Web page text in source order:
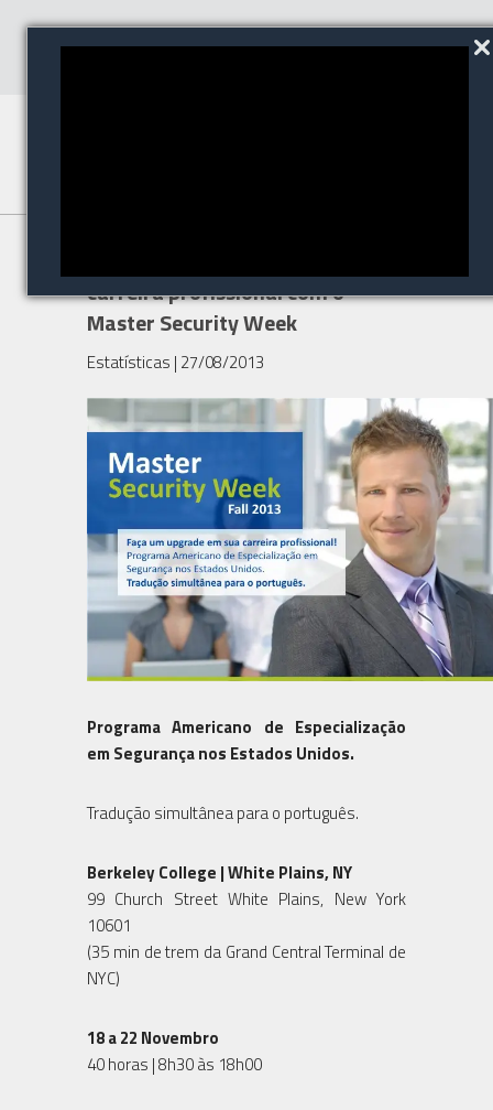
carreira profissional com o
Master Security Week
Estatísticas | 27/08/2013
Programa Americano de Especialização
em Segurança nos Estados Unidos.
Tradução simultânea para o português.
Berkeley College | White Plains, NY
99 Church Street White Plains, New York
10601
(35 min de trem da Grand Central Terminal de
NYC)
18 a 22 Novembro
40 horas | 8h30 às 18h00